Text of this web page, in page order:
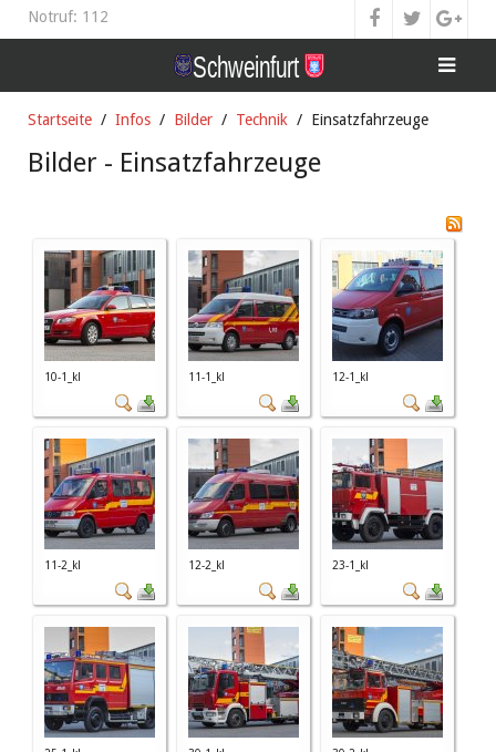
Notruf: 112
Startseite Infos Bilder Technik Einsatzfahrzeuge
Bilder - Einsatzfahrzeuge
10-1_kl 11-1_kl 12-1_kl
11-2_kl 12-2_kl 23-1_kl